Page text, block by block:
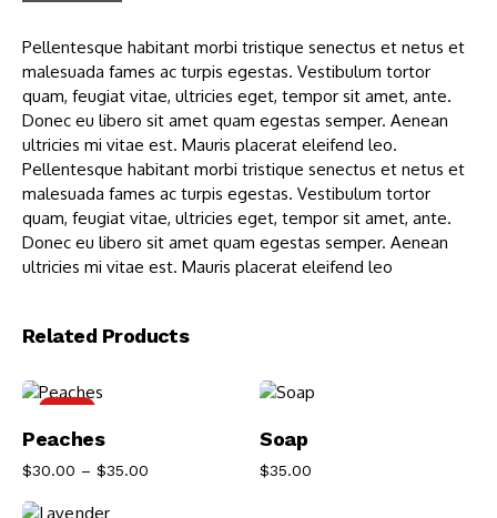
Pellentesque habitant morbi tristique senectus et netus et
malesuada fames ac turpis egestas. Vestibulum tortor
quam, feugiat vitae, ultricies eget, tempor sit amet, ante.
Donec eu libero sit amet quam egestas semper. Aenean
ultricies mi vitae est. Mauris placerat eleifend leo.
Pellentesque habitant morbi tristique senectus et netus et
malesuada fames ac turpis egestas. Vestibulum tortor
quam, feugiat vitae, ultricies eget, tempor sit amet, ante.
Donec eu libero sit amet quam egestas semper. Aenean
ultricies mi vitae est. Mauris placerat eleifend leo
Related Products
-14%
Select Options
Peaches
$30.00 – $35.00
Soap
$35.00